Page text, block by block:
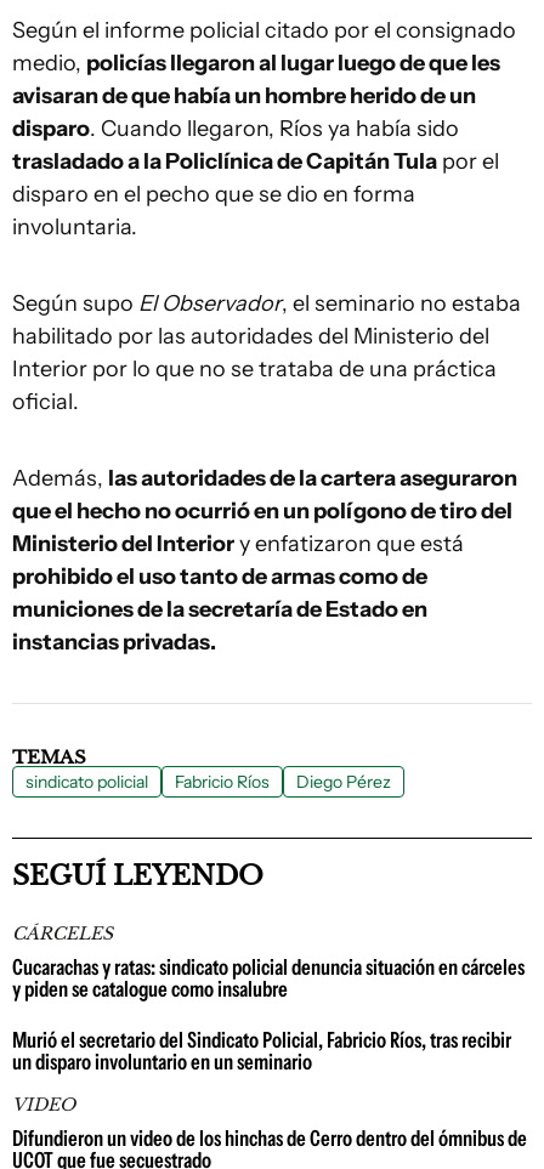
Según el informe policial citado por el consignado
medio, policías llegaron al lugar luego de que les
avisaran de que había un hombre herido de un
disparo. Cuando llegaron, Ríos ya había sido
trasladado a la Policlínica de Capitán Tula por el
disparo en el pecho que se dio en forma
involuntaria.
Según supo El Observador, el seminario no estaba
habilitado por las autoridades del Ministerio del
Interior por lo que no se trataba de una práctica
oficial.
Además, las autoridades de la cartera aseguraron
que el hecho no ocurrió en un polígono de tiro del
Ministerio del Interiory enfatizaron que está
prohibido el uso tanto de armas como de
municiones de la secretaría de Estado en
instancias privadas.
TEMAS
sindicato policial Fabricio Ríos Diego Pérez
SEGUÍ LEYENDO
CÁRCELES
Cucarachas y ratas: sindicato policial denuncia situación en cárceles
y piden se catalogue como insalubre
Murió el secretario del Sindicato Policial, Fabricio Ríos, tras recibir
un disparo involuntario en un seminario
VIDEO
Difundieron un video de los hinchas de Cerro dentro del ómnibus de
UCOT que fue secuestrado